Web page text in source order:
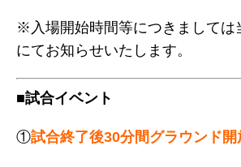
※入場開始時間等につきましては
にてお知らせいたします。
■試合イベント
①試合終了後30分間グラウンド